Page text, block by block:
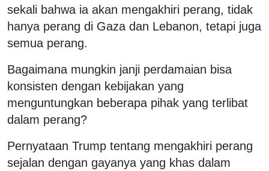
sekali bahwa ia akan mengakhiri perang, tidak
hanya perang di Gaza dan Lebanon, tetapi juga
semua perang.
Bagaimana mungkin janji perdamaian bisa
konsisten dengan kebijakan yang
menguntungkan beberapa pihak yang terlibat
dalam perang?
Pernyataan Trump tentang mengakhiri perang
sejalan dengan gayanya yang khas dalam